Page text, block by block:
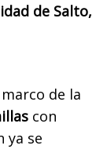
de Salto,
de la
con
ya se